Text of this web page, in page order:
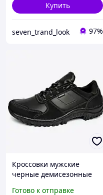
Купить
seven_trand_look 97%
Кроссовки мужские
черные демисезонные
Готово к отправке